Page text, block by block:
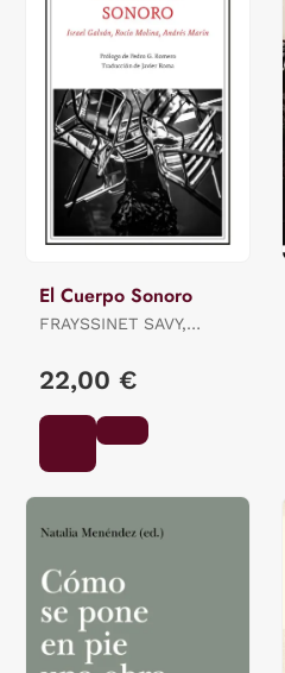
El Cuerpo Sonoro
FRAYSSINET SAVY,
22,00 €